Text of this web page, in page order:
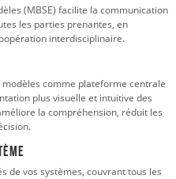
(MBSE) facilite la communication
les parties prenantes, en
interdisciplinaire.
comme plateforme centrale
plus visuelle et intuitive des
la compréhension, réduit les
de vos systèmes, couvrant tous les